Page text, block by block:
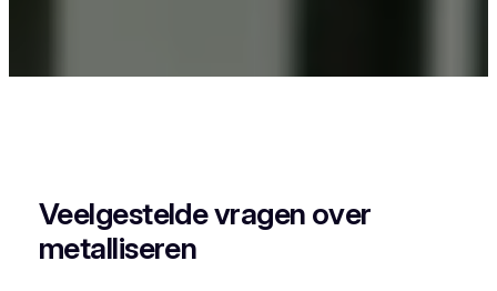
Veelgestelde vragen over
metalliseren